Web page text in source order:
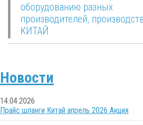
оборудованию разных
производителей,
КИТАЙ
Новости
14.04.2026
Прайс шланги Китай апрель 2026 Акция